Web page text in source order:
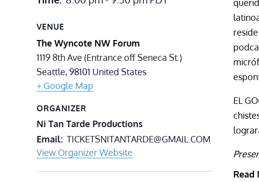
VENUE
The Wyncote NW Forum
1119 8th Ave (Entrance off Seneca St.)
Seattle,98101 United States
+ Google Map
ORGANIZER
Ni Tan Tarde Productions
Email TICKETSNITANTARDE@GMAIL.COM
View Organizer Website
EL
Read